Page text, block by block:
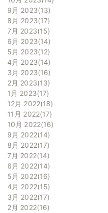
9月 2023 13
8月 2023 17
7月 2023 15
6月 2023 14
5月 2023 12
4月 2023 14
3月 2023 16
2月 2023 13
1月 2023 17
12月 2022 18
11月 2022 17
10月 2022 16
9月 2022 14
8月 2022 17
7月 2022 14
6月 2022 14
5月 2022 16
4月 2022 15
3月 2022 17
2月 2022 16